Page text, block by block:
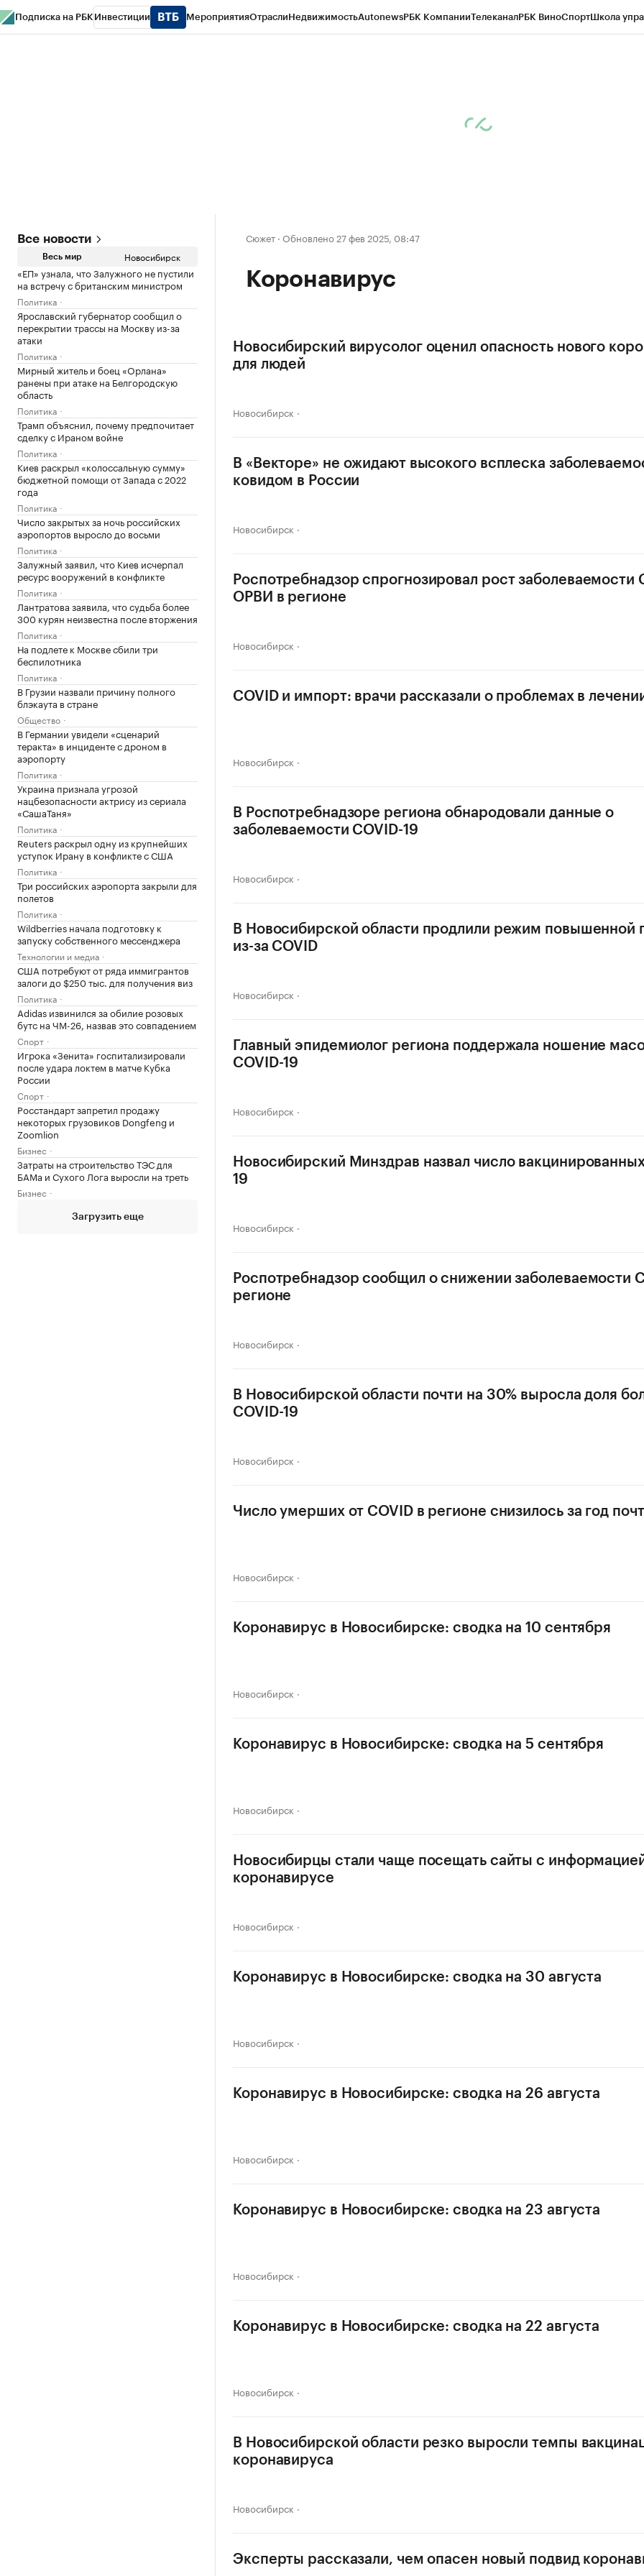
Подписка на РБК Инвестиции МероприятияОтраслиНедвижимостьAutonewsРБК КомпанииТелеканалРБК ВиноСпортШкола
Все новости
Весь мир Новосибирск
«ЕП» узнала, что Залужного не пустили
на встречу с британским министром
Политика
Ярославский губернатор сообщил о
перекрытии трассы на Москву из-за
атаки
Политика
Мирный житель и боец «Орлана»
ранены при атаке на Белгородскую
область
Политика
Трамп объяснил, почему предпочитает
сделку с Ираном войне
Политика
Киев раскрыл «колоссальную сумму»
бюджетной помощи от Запада с 2022
года
Политика
Число закрытых за ночь российских
аэропортов выросло до восьми
Политика
Залужный заявил, что Киев исчерпал
ресурс вооружений в конфликте
Политика
Лантратова заявила, что судьба более
300 курян неизвестна после вторжения
Политика
На подлете к Москве сбили три
беспилотника
Политика
В Грузии назвали причину полного
блэкаута в стране
Общество
В Германии увидели «сценарий
теракта» в инциденте с дроном в
аэропорту
Политика
Украина признала угрозой
нацбезопасности актрису из сериала
«СашаТаня»
Политика
Reuters раскрыл одну из крупнейших
уступок Ирану в конфликте с США
Политика
Три российских аэропорта закрыли для
полетов
Политика
Wildberries начала подготовку к
запуску собственного мессенджера
Технологии и медиа
США потребуют от ряда иммигрантов
залоги до $250 тыс. для получения виз
Политика
Adidas извинился за обилие розовых
бутс на ЧМ-26, назвав это совпадением
Спорт
Игрока «Зенита» госпитализировали
после удара локтем в матче Кубка
России
Спорт
Росстандарт запретил продажу
некоторых грузовиков Dongfeng и
Zoomlion
Бизнес
Затраты на строительство ТЭС для
БАМа и Сухого Лога выросли на треть
Бизнес
Загрузить еще
Сюжет · Обновлено 27 фев 2025, 08:47
Коронавирус
Новосибирский вирусолог оценил опасность нового
для людей
Новосибирск
В «Векторе» не ожидают высокого всплеска
ковидом в России
Новосибирск
Роспотребнадзор спрогнозировал рост заболеваемости
ОРВИ в регионе
Новосибирск
COVID и импорт: врачи рассказали о проблемах в
Новосибирск
В Роспотребнадзоре региона обнародовали данные о
заболеваемости COVID-19
Новосибирск
В Новосибирской области продлили режим повышенной
из-за COVID
Новосибирск
Главный эпидемиолог региона поддержала ношение
COVID-19
Новосибирск
Новосибирский Минздрав назвал число
19
Новосибирск
Роспотребнадзор сообщил о снижении заболеваемости
регионе
Новосибирск
В Новосибирской области почти на 30% выросла доля
COVID-19
Новосибирск
Число умерших от COVID в регионе снизилось за год
Новосибирск
Коронавирус в Новосибирске: сводка на 10 сентября
Новосибирск
Коронавирус в Новосибирске: сводка на 5 сентября
Новосибирск
Новосибирцы стали чаще посещать сайты с
коронавирусе
Новосибирск
Коронавирус в Новосибирске: сводка на 30 августа
Новосибирск
Коронавирус в Новосибирске: сводка на 26 августа
Новосибирск
Коронавирус в Новосибирске: сводка на 23 августа
Новосибирск
Коронавирус в Новосибирске: сводка на 22 августа
Новосибирск
В Новосибирской области резко выросли темпы
коронавируса
Новосибирск
Эксперты рассказали, чем опасен новый подвид